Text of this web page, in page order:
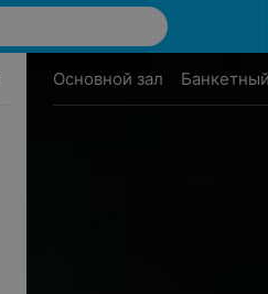
Основной зал